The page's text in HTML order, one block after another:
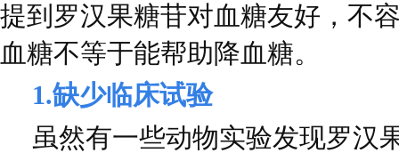
提到罗汉果糖苷对血糖友好，不
血糖不等于能帮助降血糖。
1.缺少临床试验
虽然有一些动物实验发现罗汉